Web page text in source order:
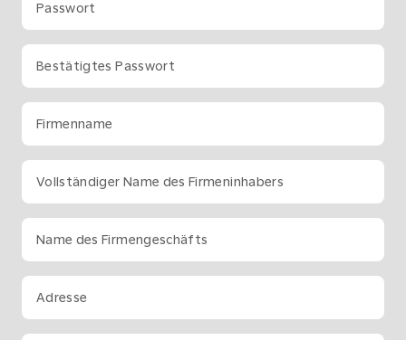
Passwort
Bestätigtes Passwort
Firmenname
Vollständiger Name des Firmeninhabers
Name des Firmengeschäfts
Adresse